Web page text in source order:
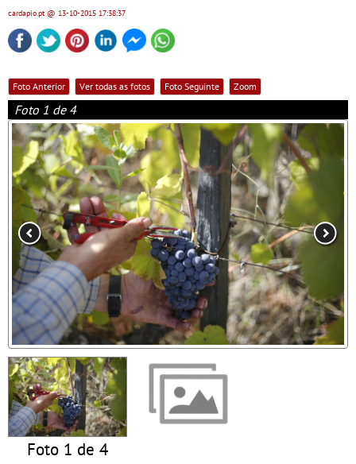
cardapio.pt@ 13-10-2015 17:38:37
Foto Anterior Ver todas as fotos Foto Seguinte Zoom
Foto 1 de 4
Foto 1 de 4